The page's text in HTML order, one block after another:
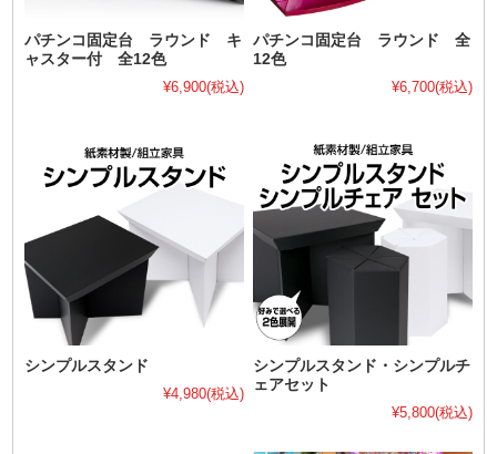
パチンコ固定台 ラウンド キ
ャスター付 全12色
¥6,900(税込)
パチンコ固定台 ラウンド 全
12色
¥6,700(税込)
シンプルスタンド
¥4,980(税込)
シンプルスタンド・シンプルチ
ェアセット
¥5,800(税込)